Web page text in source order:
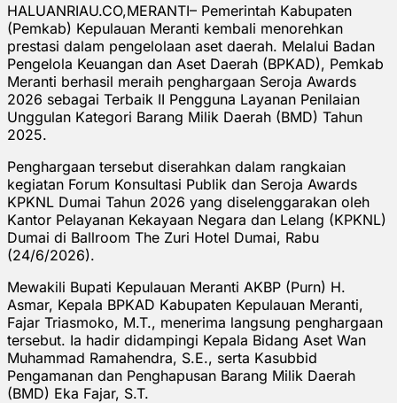
HALUANRIAU.CO,MERANTI– Pemerintah Kabupaten
(Pemkab) Kepulauan Meranti kembali menorehkan
prestasi dalam pengelolaan aset daerah. Melalui Badan
Pengelola Keuangan dan Aset Daerah (BPKAD), Pemkab
Meranti berhasil meraih penghargaan Seroja Awards
2026 sebagai Terbaik II Pengguna Layanan Penilaian
Unggulan Kategori Barang Milik Daerah (BMD) Tahun
2025.
Penghargaan tersebut diserahkan dalam rangkaian
kegiatan Forum Konsultasi Publik dan Seroja Awards
KPKNL Dumai Tahun 2026 yang diselenggarakan oleh
Kantor Pelayanan Kekayaan Negara dan Lelang (KPKNL)
Dumai di Ballroom The Zuri Hotel Dumai, Rabu
(24/6/2026).
Mewakili Bupati Kepulauan Meranti AKBP (Purn) H.
Asmar, Kepala BPKAD Kabupaten Kepulauan Meranti,
Fajar Triasmoko, M.T., menerima langsung penghargaan
tersebut. Ia hadir didampingi Kepala Bidang Aset Wan
Muhammad Ramahendra, S.E., serta Kasubbid
Pengamanan dan Penghapusan Barang Milik Daerah
(BMD) Eka Fajar, S.T.